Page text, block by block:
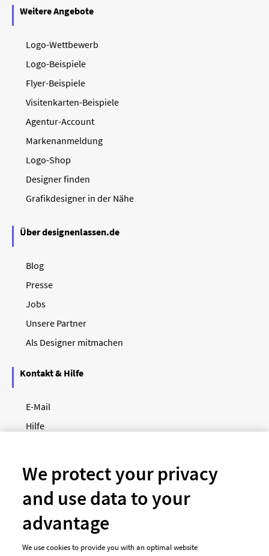
Weitere Angebote
Logo-Wettbewerb
Logo-Beispiele
Flyer-Beispiele
Visitenkarten-Beispiele
Agentur-Account
Markenanmeldung
Logo-Shop
Designer finden
Grafikdesigner in der Nähe
Über designenlassen.de
Blog
Presse
Jobs
Unsere Partner
Als Designer mitmachen
Kontakt & Hilfe
E-Mail
Hilfe
Unsere Zahlungsarten
We protect your privacy
and use data to your
advantage
We use cookies to provide you with an optimal website